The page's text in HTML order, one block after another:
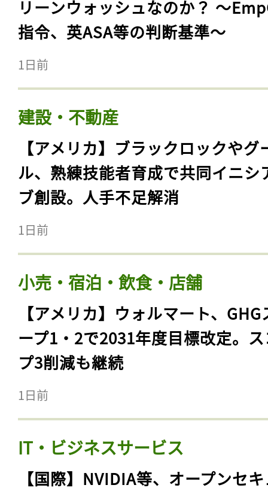
リーンウォッシュなのか？ 〜
指令、英ASA等の判断基準〜
1日前
建設・不動産
【アメリカ】ブラックロックやグ
ル、熟練技能者育成で共同イニシ
ブ創設。人手不足解消
1日前
小売・宿泊・飲食・店舗
【アメリカ】ウォルマート、GHG
ープ1・2で2031年度目標改定。
プ3削減も継続
1日前
IT・ビジネスサービス
【国際】NVIDIA等、オープンセ